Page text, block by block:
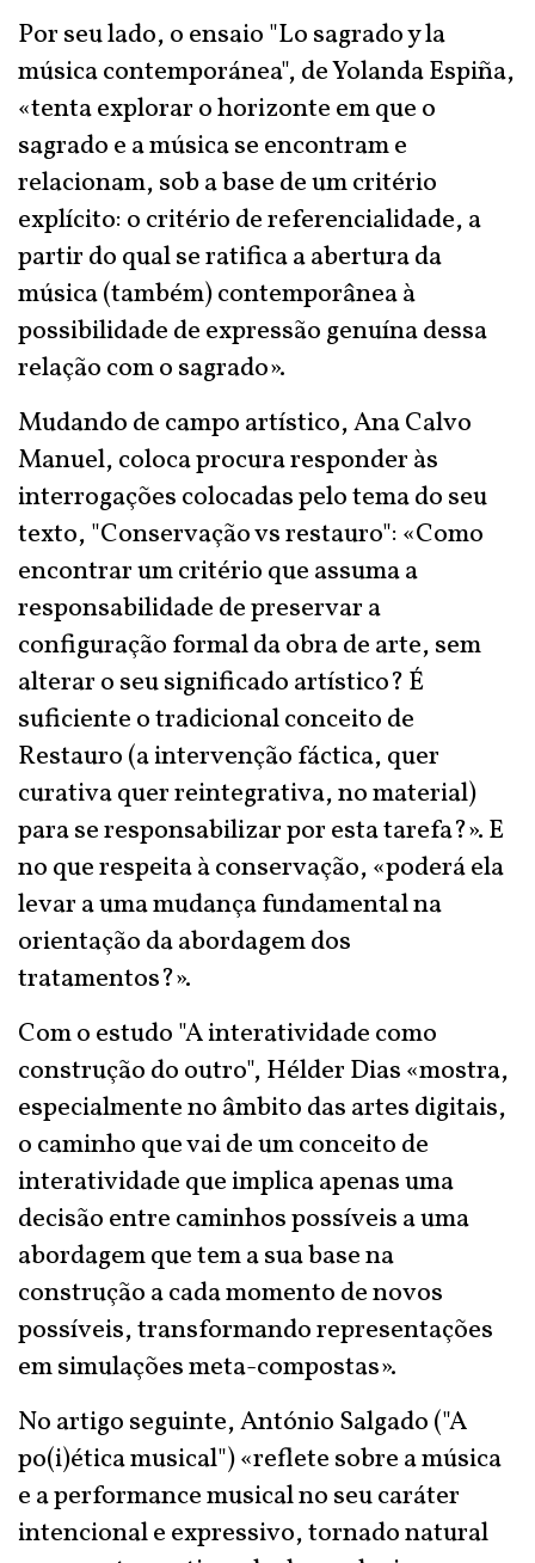
Por seu lado, o ensaio "Lo sagrado y la
música contemporánea", de Yolanda Espiña,
«tenta explorar o horizonte em que o
sagrado e a música se encontram e
relacionam, sob a base de um critério
explícito: o critério de referencialidade, a
partir do qual se ratifica a abertura da
música (também) contemporânea à
possibilidade de expressão genuína dessa
relação com o sagrado».
Mudando de campo artístico, Ana Calvo
Manuel, coloca procura responder às
interrogações colocadas pelo tema do seu
texto, "Conservação vs restauro": «Como
encontrar um critério que assuma a
responsabilidade de preservar a
configuração formal da obra de arte, sem
alterar o seu significado artístico? É
suficiente o tradicional conceito de
Restauro (a intervenção fáctica, quer
curativa quer reintegrativa, no material)
para se responsabilizar por esta tarefa?». E
no que respeita à conservação, «poderá ela
levar a uma mudança fundamental na
orientação da abordagem dos
tratamentos?».
Com o estudo "A interatividade como
construção do outro", Hélder Dias «mostra,
especialmente no âmbito das artes digitais,
o caminho que vai de um conceito de
interatividade que implica apenas uma
decisão entre caminhos possíveis a uma
abordagem que tem a sua base na
construção a cada momento de novos
possíveis, transformando representações
em simulações meta-compostas».
No artigo seguinte, António Salgado ("A
po(i)ética musical") «reflete sobre a música
e a performance musical no seu caráter
intencional e expressivo, tornado natural